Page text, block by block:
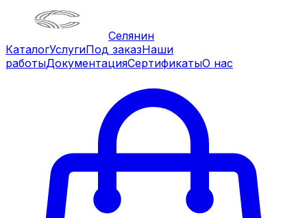
Селянин
КаталогУслугиПод заказНаши
работыДокументацияСертификатыО нас